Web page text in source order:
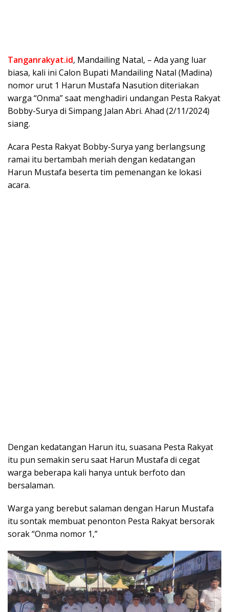
Tanganrakyat.id, Mandailing Natal, – Ada yang luar
biasa, kali ini Calon Bupati Mandailing Natal (Madina)
nomor urut 1 Harun Mustafa Nasution diteriakan
warga “Onma” saat menghadiri undangan Pesta Rakyat
Bobby-Surya di Simpang Jalan Abri. Ahad (2/11/2024)
siang.
Acara Pesta Rakyat Bobby-Surya yang berlangsung
ramai itu bertambah meriah dengan kedatangan
Harun Mustafa beserta tim pemenangan ke lokasi
acara.
Dengan kedatangan Harun itu, suasana Pesta Rakyat
itu pun semakin seru saat Harun Mustafa di cegat
warga beberapa kali hanya untuk berfoto dan
bersalaman.
Warga yang berebut salaman dengan Harun Mustafa
itu sontak membuat penonton Pesta Rakyat bersorak
sorak “Onma nomor 1,”